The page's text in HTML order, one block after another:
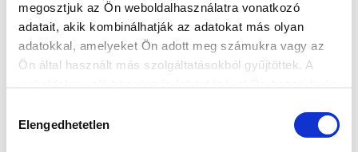
megosztjuk az Ön weboldalhasználatra vonatkozó
adatait, akik kombinálhatják az adatokat más olyan
adatokkal, amelyeket Ön adott meg számukra vagy az
Ön által használt más szolgáltatásokból gyűjtöttek. A
kiválasztása
Elengedhetetlen